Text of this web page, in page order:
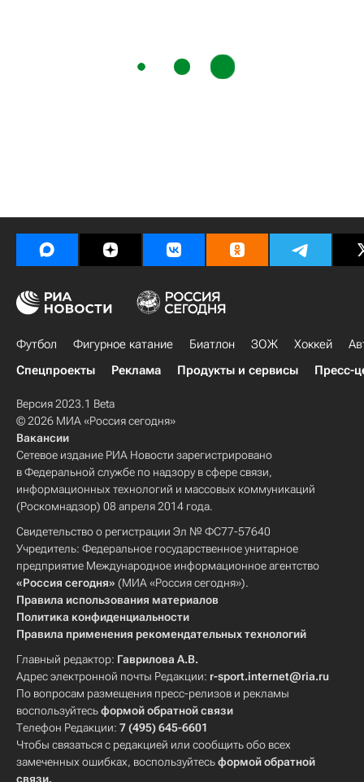
Футбол Фигурное катание Биатлон ЗОЖ Хоккей
Спецпроекты
Реклама Продукты и сервисы Пресс-
Версия 2023.1 Beta
© 2026 МИА «Россия сегодня»
Вакансии
Сетевое издание РИА Новости зарегистрировано
в Федеральной службе по надзору в сфере связи,
информационных технологий и массовых коммуникаций
(Роскомнадзор) 08 апреля 2014 года.
Свидетельство о регистрации Эл № ФС77-57640
Учредитель: Федеральное государственное унитарное
предприятие Международное информационное агентство
«Россия сегодня» (МИА «Россия сегодня»).
Правила использования материалов
Политика конфиденциальности
Правила применения рекомендательных технологий
Главный редактор: Гаврилова А.В.
Адрес электронной почты Редакции: r-sport.internet@ria.ru
По вопросам размещения пресс-релизов и рекламы
воспользуйтесьформой обратной связи
Телефон Редакции: 7 (495) 645-6601
Чтобы связаться с редакцией или сообщить обо всех
замеченных ошибках, воспользуйтесьформой обратной
связи.